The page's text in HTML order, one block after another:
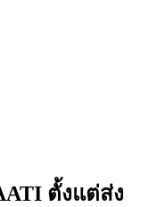
ตั้งแต่ส่ง